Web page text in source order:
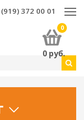
0
0 руб.
372 00 01